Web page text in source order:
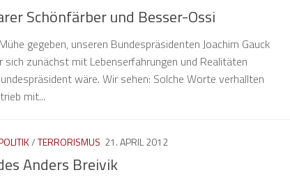
Schönfärber und Besser-Ossi
gegeben, unseren Bundespräsidenten Joachim Gauck
zunächst mit Lebenserfahrungen und Realitäten
wäre. Wir sehen: Solche Worte verhallten
mit...
/TERRORISMUS 21. APRIL 2012
Anders Breivik